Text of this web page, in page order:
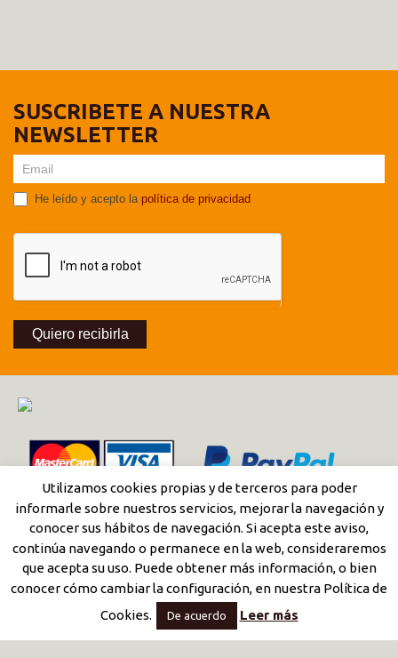
SUSCRIBETE A NUESTRA
NEWSLETTER
He leído y acepto la política de privacidad
Quiero recibirla
Utilizamos cookies propias y de terceros para poder
informarle sobre nuestros servicios, mejorar la navegación y
conocer sus hábitos de navegación. Si acepta este aviso,
continúa navegando o permanece en la web, consideraremos
que acepta su uso. Puede obtener más información, o bien
conocer cómo cambiar la configuración, en nuestra Política de
Cookies.
De acuerdo Leer más